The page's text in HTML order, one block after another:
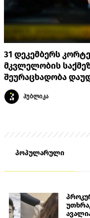
31 დეკემბერს
მკვლელობის
შეურაცხადობა
პუბლიკა
პოპულარული